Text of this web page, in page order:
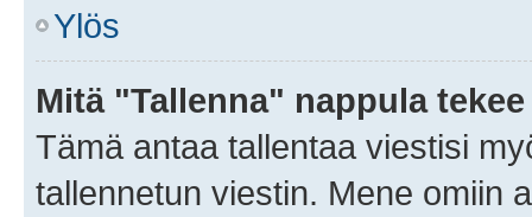
Ylös
Mitä "Tallenna" nappula
Tämä antaa tallentaa viestisi
tallennetun viestin. Mene omiin